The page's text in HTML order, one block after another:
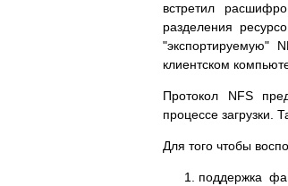
встретил
разделения
"экспортируемую"
клиентском
Протокол NFS
процессе загрузки.
Для того чтобы
поддержка